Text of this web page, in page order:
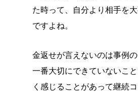
た時って、自分より相手を
ですよね。
金返せが言えないのは事例
一番大切にできていないこ
く感じることがあって継続